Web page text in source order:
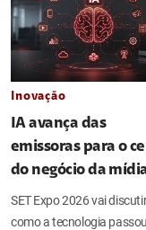
Inovação
IA avança das
emissoras para o
do negócio da
SET Expo 2026 vai
como a tecnologia